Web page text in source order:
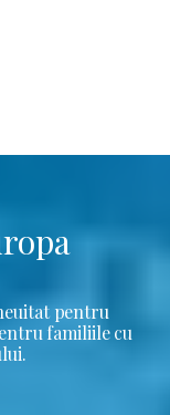
pentru
familiile cu